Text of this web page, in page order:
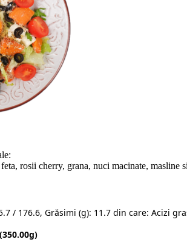
rosii cherry, grana, nuci macinate,
/ 176.6, Grăsimi (g): 11.7 din care: Acizi